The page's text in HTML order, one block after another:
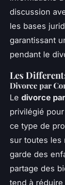
discussion
les bases
garantissant
pendant le
Les
Divorce par
Le divorce
privilégié
ce type de
sur toutes les
garde des
partage des
tend à